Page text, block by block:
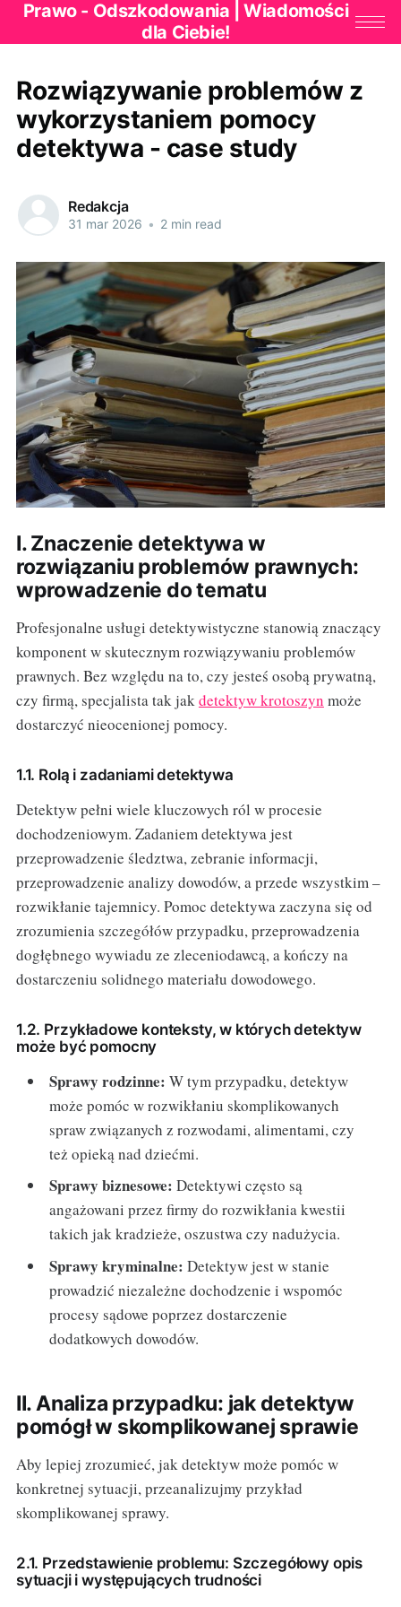
Prawo - Odszkodowania | Wiadomości
dla Ciebie!
Rozwiązywanie problemów z
wykorzystaniem pomocy
detektywa - case study
Redakcja
31 mar 2026 • 2 min read
I. Znaczenie detektywa w
rozwiązaniu problemów prawnych:
wprowadzenie do tematu
Profesjonalne usługi detektywistyczne stanowią znaczący
komponent w skutecznym rozwiązywaniu problemów
prawnych. Bez względu na to, czy jesteś osobą prywatną,
czy firmą, specjalista tak jakdetektyw krotoszyn może
dostarczyć nieocenionej pomocy.
1.1. Rolą i zadaniami detektywa
Detektyw pełni wiele kluczowych ról w procesie
dochodzeniowym. Zadaniem detektywa jest
przeprowadzenie śledztwa, zebranie informacji,
przeprowadzenie analizy dowodów, a przede wszystkim –
rozwikłanie tajemnicy. Pomoc detektywa zaczyna się od
zrozumienia szczegółów przypadku, przeprowadzenia
dogłębnego wywiadu ze zleceniodawcą, a kończy na
dostarczeniu solidnego materiału dowodowego.
1.2. Przykładowe konteksty, w których detektyw
może być pomocny
Sprawy rodzinne: W tym przypadku, detektyw
może pomóc w rozwikłaniu skomplikowanych
spraw związanych z rozwodami, alimentami, czy
też opieką nad dziećmi.
Sprawy biznesowe: Detektywi często są
angażowani przez firmy do rozwikłania kwestii
takich jak kradzieże, oszustwa czy nadużycia.
Sprawy kryminalne: Detektyw jest w stanie
prowadzić niezależne dochodzenie i wspomóc
procesy sądowe poprzez dostarczenie
dodatkowych dowodów.
II. Analiza przypadku: jak detektyw
pomógł w skomplikowanej sprawie
Aby lepiej zrozumieć, jak detektyw może pomóc w
konkretnej sytuacji, przeanalizujmy przykład
skomplikowanej sprawy.
2.1. Przedstawienie problemu: Szczegółowy opis
sytuacji i występujących trudności